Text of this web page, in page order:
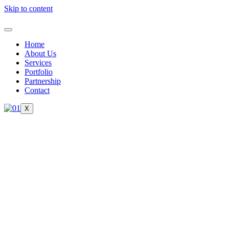
Skip to content
Home
About Us
Services
Portfolio
Partnership
Contact
X